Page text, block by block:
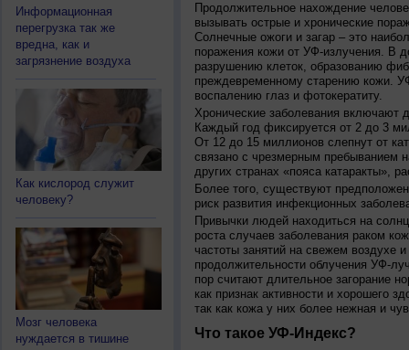
Информационная
перегрузка так же
вредна, как и
загрязнение воздуха
Как кислород служит
человеку?
Мозг человека
нуждается в тишине
Продолжительное нахождение
вызывать острые и хронические
Солнечные ожоги и загар – это
поражения кожи от УФ-излучения. В
разрушению клеток, образованию
преждевременному старению кожи.
воспалению глаз и фотокератиту.
Хронические заболевания включают
Каждый год фиксируется от 2 до 3
От 12 до 15 миллионов слепнут от
связано с чрезмерным пребыванием
других странах «пояса катаракты»,
Более того, существуют
риск развития инфекционных
Привычки людей находиться на
роста случаев заболевания раком
частоты занятий на свежем воздухе
продолжительности облучения УФ-
пор считают длительное загорание
как признак активности и хорошего
так как кожа у них более нежная и
Что такое УФ-Индекс?